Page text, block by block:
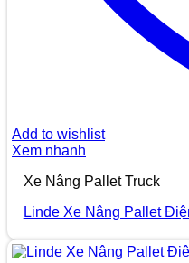
Add to wishlist
Xem nhanh
Xe Nâng Pallet Truck
Linde Xe Nâng Pallet